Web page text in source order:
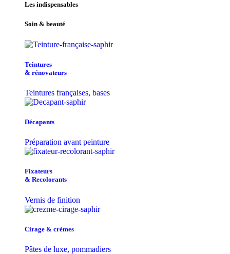
Les indispensables
Soin & beauté
Teintu​res
& r​é​novateurs
Teintures françaises, bases
Décapants
Préparation avant peinture
Fixateurs
& Recolorants
Vernis de finition
Cirage & crèmes
Pâtes de luxe, pommadiers